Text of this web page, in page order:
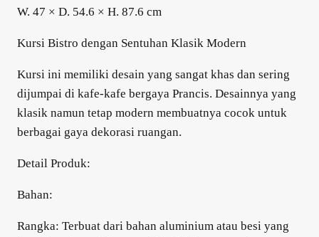
W. 47 × D. 54.6 × H. 87.6 cm
Kursi Bistro dengan Sentuhan Klasik Modern
Kursi ini memiliki desain yang sangat khas dan sering
dijumpai di kafe-kafe bergaya Prancis. Desainnya yang
klasik namun tetap modern membuatnya cocok untuk
berbagai gaya dekorasi ruangan.
Detail Produk:
Bahan:
Rangka: Terbuat dari bahan aluminium atau besi yang